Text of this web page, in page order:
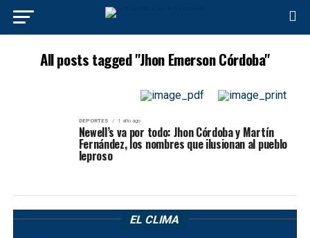
All posts tagged "Jhon Emerson Córdoba"
DEPORTES 1 año ago
Newell’s va por todo: Jhon Córdoba y Martín
Fernández, los nombres que ilusionan al pueblo
leproso
EL CLIMA